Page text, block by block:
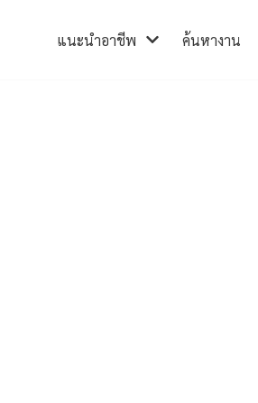
แนะนำอาชีพ ค้นหางาน